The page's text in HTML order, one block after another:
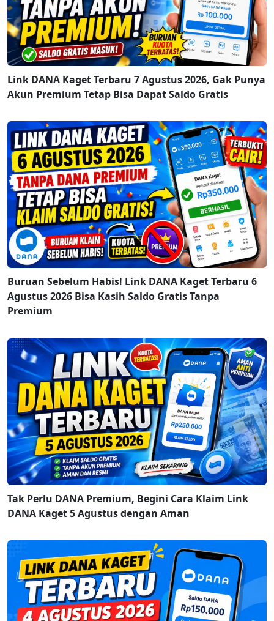
Link DANA Kaget Terbaru 7 Agustus 2026, Gak Punya
Akun Premium Tetap Bisa Dapat Saldo Gratis
Buruan Sebelum Habis! Link DANA Kaget Terbaru 6
Agustus 2026 Bisa Kasih Saldo Gratis Tanpa
Premium
Tak Perlu DANA Premium, Begini Cara Klaim Link
DANA Kaget 5 Agustus dengan Aman